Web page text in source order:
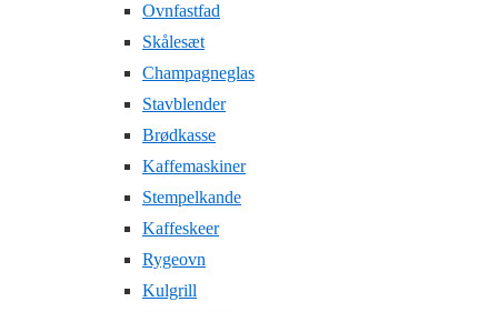
Ovnfastfad
Skålesæt
Champagneglas
Stavblender
Brødkasse
Kaffemaskiner
Stempelkande
Kaffeskeer
Rygeovn
Kulgrill